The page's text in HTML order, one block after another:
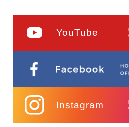
YouTube
Instagram